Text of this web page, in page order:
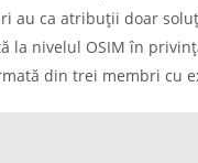
au ca atribuţii doar
la nivelul OSIM în
din trei membri cu